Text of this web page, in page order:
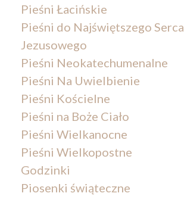
Pieśni Łacińskie
Pieśni do Najświętszego Serca
Jezusowego
Pieśni Neokatechumenalne
Pieśni Na Uwielbienie
Pieśni Kościelne
Pieśni na Boże Ciało
Pieśni Wielkanocne
Pieśni Wielkopostne
Godzinki
Piosenki świąteczne